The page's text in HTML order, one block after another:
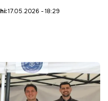
17.05.2026 - 18:29